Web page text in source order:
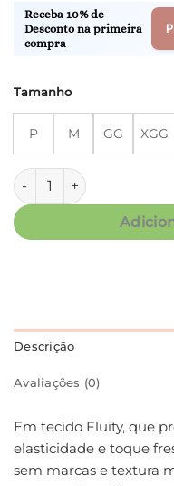
Receba 10% de
Desconto na primeira
compra
Tamanho
P M GG XGG
Kaftan Midi Fluity -
Descrição
Avaliações (0)
Em tecido Fluity, que
elasticidade e toque
sem marcas e textura